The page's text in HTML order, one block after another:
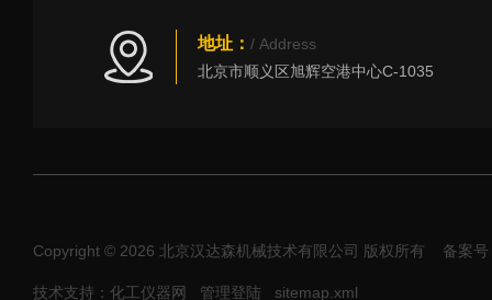
地址： / Address
北京市顺义区旭辉空港中心C-1035
Copyright © 2026 北京汉达森机械技术有限公司 版权所有 备案
技术支持：化工仪器网 管理登陆 sitemap.xml